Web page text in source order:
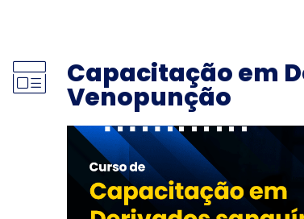
Capacitação em
Venopunção